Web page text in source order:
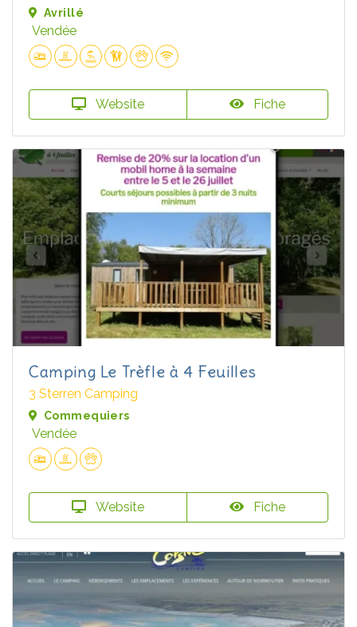
Avrillé
Vendée
Website Fiche
Camping Le Trèfle à 4 Feuilles
3 Sterren Camping
Commequiers
Vendée
Website Fiche